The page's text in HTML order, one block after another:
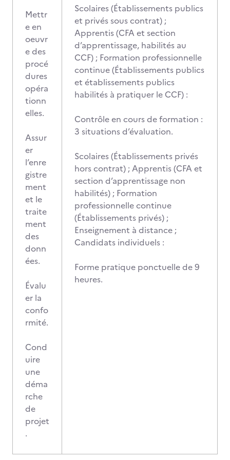
Mettr
e en
oeuvr
e des
procé
dures
opéra
tionn
elles.
Assur
er
l’enre
gistre
ment
et le
traite
ment
des
donn
ées.
Évalu
er la
confo
rmité.
Cond
uire
une
déma
rche
de
projet
.
Scolaires (Établissements publics
et privés sous contrat) ;
Apprentis (CFA et section
d’apprentissage, habilités au
CCF) ; Formation professionnelle
continue (Établissements publics
et établissements publics
habilités à pratiquer le CCF) :
Contrôle en cours de formation :
3 situations d’évaluation.
Scolaires (Établissements privés
hors contrat) ; Apprentis (CFA et
section d’apprentissage non
habilités) ; Formation
professionnelle continue
(Établissements privés) ;
Enseignement à distance ;
Candidats individuels :
Forme pratique ponctuelle de 9
heures.